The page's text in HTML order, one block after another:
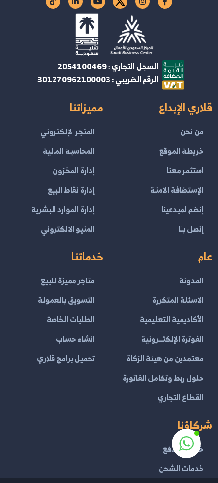
السجل التجاري : 2054100469
الرقم الضريبي : 301270962100003
قلاري الإبداع
من نحن
خريطة الموقع
استثمر معنا
الإستضافة الامنة
إنضم لمبدعينا
إتصل بنا
مميزاتنا
المتجر الإلكتروني
المحاسبة المالية
إدارة المخزون
إدارة نقاط البيع
إدارة الموارد البشرية
المنيو الالكتروني
عام
المدونة
الاسئلة المتكررة
الأكاديمية التعليمية
الفوترة الإلكتــرونية
معتمدين من هيئة الزكاة
حلول ربط وتكامل الفاتورة
القطاع التجاري
خدماتنا
متاجر مميزة للبيع
التسويق بالعمولة
الطلبات الخاصة
انشاء حساب
تحميل برامج قلاري
شركاؤنا
خدمات الدفع
خدمات الشحن